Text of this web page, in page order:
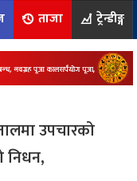
ताजा ट्रेन्डीङ्ग
उपचारको
निधन,